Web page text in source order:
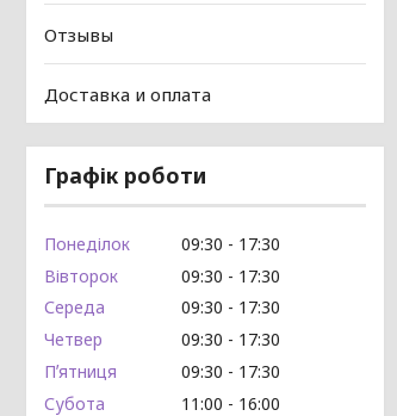
Отзывы
Доставка и оплата
Графік роботи
Понеділок 09:30
17:30
Вівторок
09:30
17:30
Середа
09:30
17:30
Четвер
09:30
17:30
Пʼятниця
09:30
17:30
Субота
11:00
16:00